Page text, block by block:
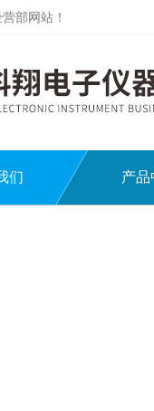
部网站！
们 产品